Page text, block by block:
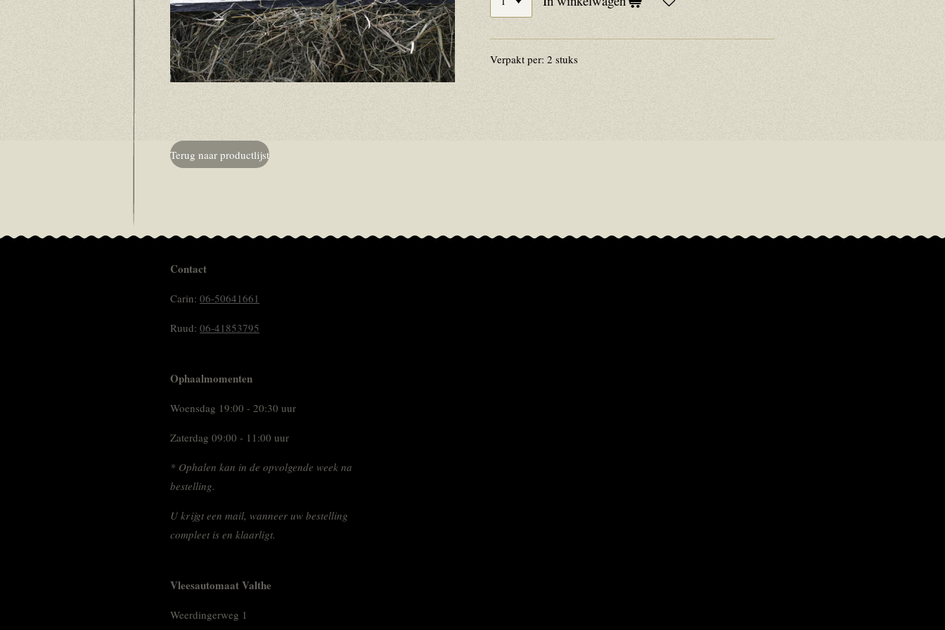
Verpakt per: 2 stuks
Terug naar productlijst
Contact
Carin: 06-50641661
Ruud: 06-41853795
Ophaalmomenten
Woensdag 19:00 - 20:30 uur
Zaterdag 09:00 - 11:00 uur
* Ophalen kan in de opvolgende week na
bestelling.
U krijgt een mail, wanneer uw bestelling
compleet is en klaarligt.
Vleesautomaat Valthe
Weerdingerweg 1